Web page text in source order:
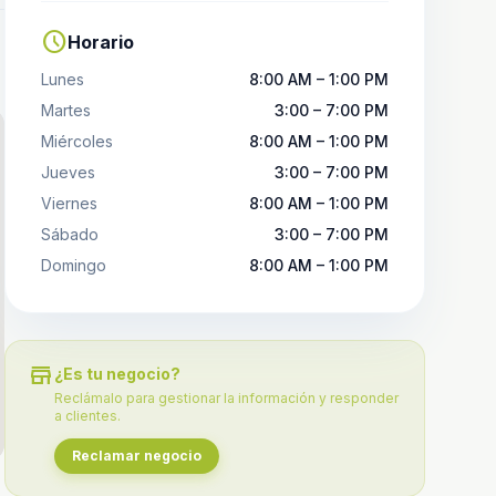
scheduleHorario
Lunes
8:00 AM – 1:00 PM
Martes
3:00 – 7:00 PM
Miércoles
8:00 AM – 1:00 PM
Jueves
3:00 – 7:00 PM
Viernes
8:00 AM – 1:00 PM
Sábado
3:00 – 7:00 PM
Domingo
8:00 AM – 1:00 PM
store ¿Es tu negocio?
Reclámalo para gestionar la información y responder
a clientes.
Reclamar negocio